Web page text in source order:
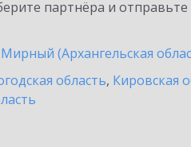
партнёра и
Мирный (Архангельская
область, Кировская